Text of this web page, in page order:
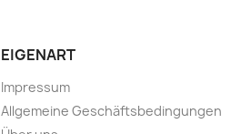
EIGENART
Impressum
Allgemeine Geschäftsbedingungen